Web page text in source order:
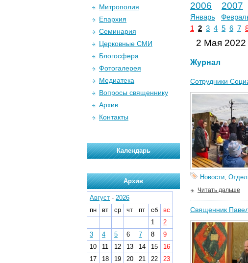
2006
2007
Январь
1 2 3 4 5 6 7
2 Мая 2022
Журнал
Сотрудники
Новости,
Читать дальше
Священник Павел
Митрополия
Епархия
Семинария
Церковные СМИ
Блогосфера
Фотогалерея
Медиатека
Вопросы священнику
Архив
Контакты
Календарь
Архив
Август - 2026
пн
вт ср чт пт сб
вс
1
2
3
4 5 6 7 8
9
10
11 12 13 14 15
16
17
18 19 20 21 22
23